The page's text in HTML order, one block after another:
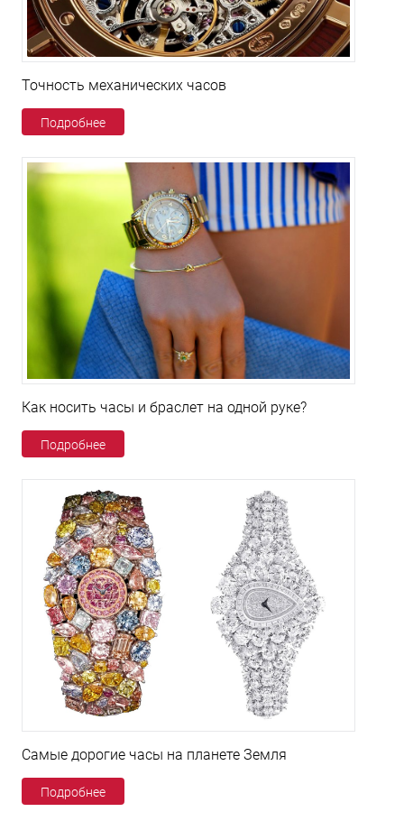
Точность механических часов
Подробнее
Как носить часы и браслет на одной руке?
Подробнее
Самые дорогие часы на планете Земля
Подробнее